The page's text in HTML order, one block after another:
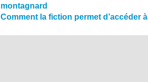
montagnard
Comment la fiction permet d’accéder